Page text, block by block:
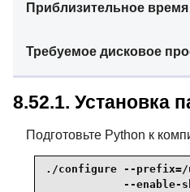
Приблизительное
Требуемое дисковое
8.52.1. Установка
Подготовьте Python к
./configure --
--enable-